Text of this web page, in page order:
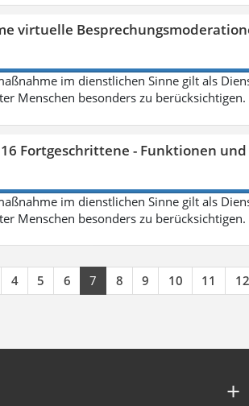
virtuelle
im dienstlichen Sinne gilt als
Menschen besonders zu berücksichtigen.
Fortgeschrittene - Funktionen
im dienstlichen Sinne gilt als
Menschen besonders zu berücksichtigen.
4 5 6 7 8 9 10 11 12